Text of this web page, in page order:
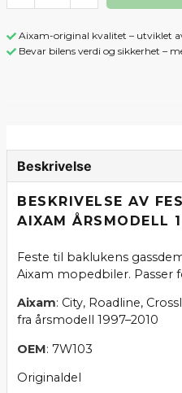
Aixam-original kvalitet – utviklet
Bevar bilens verdi og sikkerhet –
Beskrivelse
BESKRIVELSE AV
AIXAM ÅRSMODELL
Feste til baklukens
Aixam mopedbiler. Passer
Aixam: City, Roadline,
fra årsmodell 1997–2010
OEM: 7W103
Originaldel